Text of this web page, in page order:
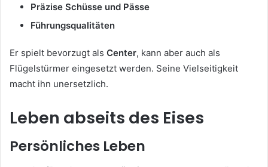
Präzise Schüsse und Pässe
Führungsqualitäten
Er spielt bevorzugt als Center, kann aber auch als
Flügelstürmer eingesetzt werden. Seine Vielseitigkeit
macht ihn unersetzlich.
Leben abseits des Eises
Persönliches Leben